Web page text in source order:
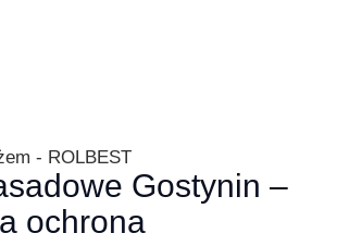
- ROLBEST
Gostynin –
ochrona